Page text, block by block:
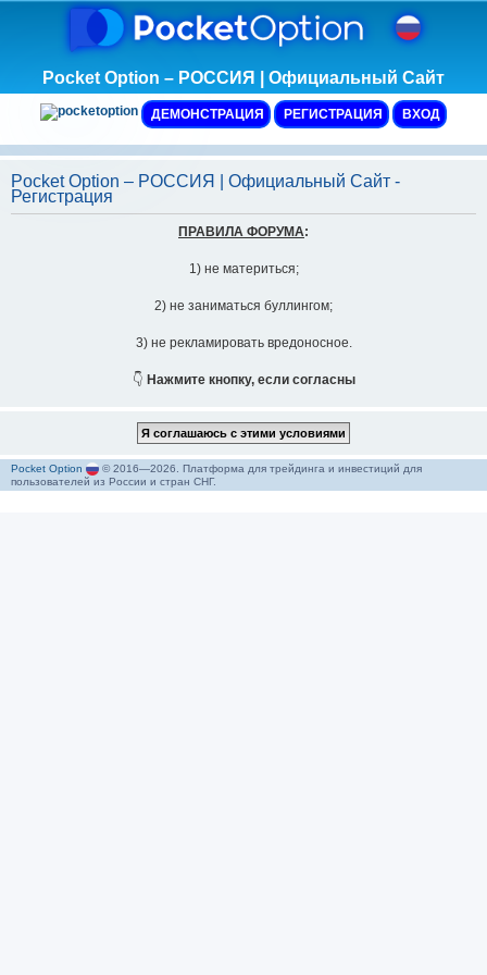
Pocket Option – РОССИЯ | Официальный Сайт
ДЕМОНСТРАЦИЯ РЕГИСТРАЦИЯ ВХОД
Pocket Option – РОССИЯ | Официальный Сайт -
Регистрация
ПРАВИЛА ФОРУМА:
1) не материться;
2) не заниматься буллингом;
3) не рекламировать вредоносное.
👇 Нажмите кнопку, если согласны
Pocket Option
© 2016—2026. Платформа для трейдинга и инвестиций для
пользователей из России и стран СНГ.